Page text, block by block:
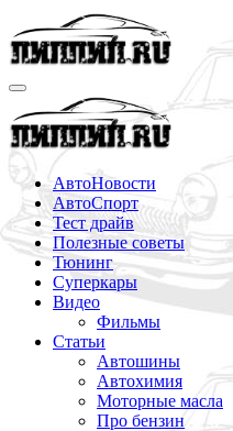
Перейти
к
содержимому
АвтоНовости
АвтоСпорт
Тест драйв
Полезные советы
Тюнинг
Суперкары
Видео
Фильмы
Статьи
Автошины
Автохимия
Моторные масла
Про бензин